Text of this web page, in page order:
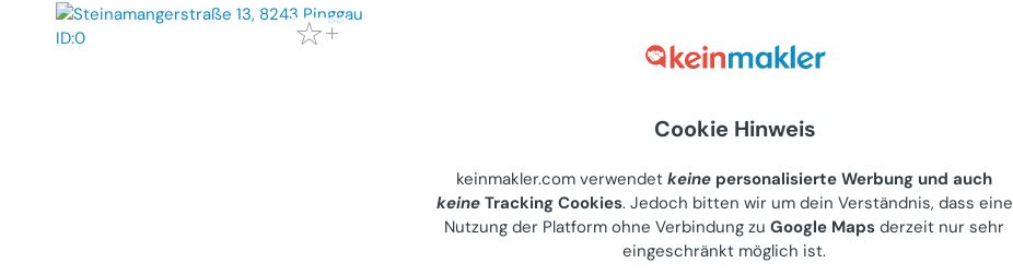
Privater Anbieter
Cookie Hinweis
keinmakler.com verwendet keine personalisierte Werbung und auch
keineTracking Cookies. Jedoch bitten wir um dein Verständnis, dass eine
Nutzung der Platform ohne Verbindung zu Google Maps derzeit nur sehr
eingeschränkt möglich ist.